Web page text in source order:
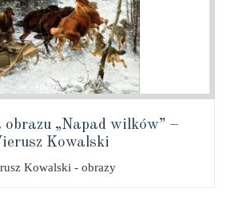
obrazu „Napad wilków” –
Kowalski
Kowalski - obrazy